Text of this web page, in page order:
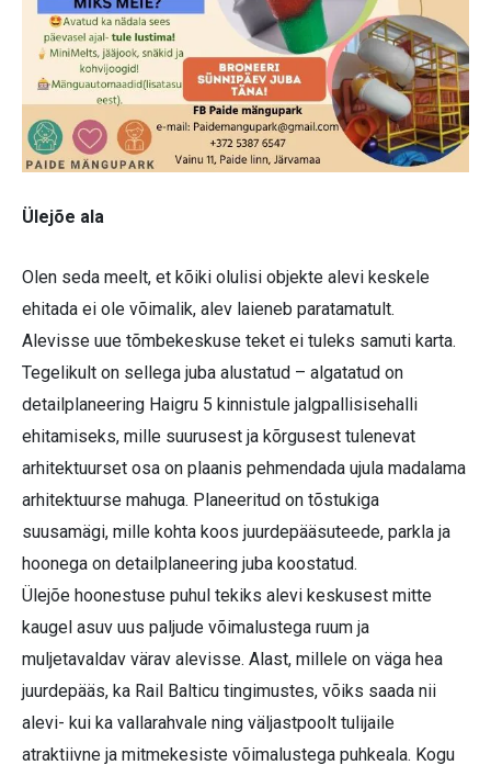
Ülejõe ala
Olen seda meelt, et kõiki olulisi objekte alevi keskele
ehitada ei ole võimalik, alev laieneb paratamatult.
Alevisse uue tõmbekeskuse teket ei tuleks samuti karta.
Tegelikult on sellega juba alustatud – algatatud on
detailplaneering Haigru 5 kinnistule jalgpallisisehalli
ehitamiseks, mille suurusest ja kõrgusest tulenevat
arhitektuurset osa on plaanis pehmendada ujula madalama
arhitektuurse mahuga. Planeeritud on tõstukiga
suusamägi, mille kohta koos juurdepääsuteede, parkla ja
hoonega on detailplaneering juba koostatud.
Ülejõe hoonestuse puhul tekiks alevi keskusest mitte
kaugel asuv uus paljude võimalustega ruum ja
muljetavaldav värav alevisse. Alast, millele on väga hea
juurdepääs, ka Rail Balticu tingimustes, võiks saada nii
alevi- kui ka vallarahvale ning väljastpoolt tulijaile
atraktiivne ja mitmekesiste võimalustega puhkeala. Kogu